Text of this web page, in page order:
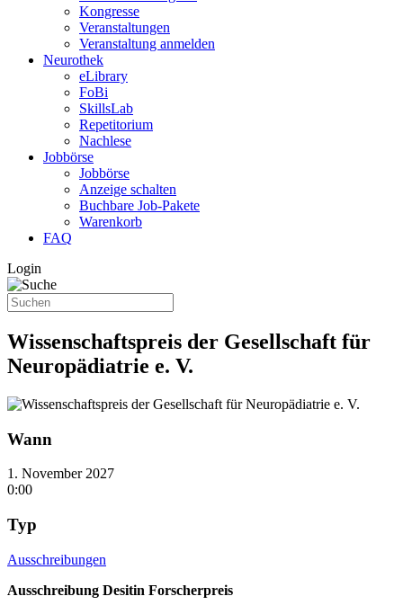
Kongresse
Veranstaltungen
Veranstaltung anmelden
Neurothek
eLibrary
FoBi
SkillsLab
Repetitorium
Nachlese
Jobbörse
Jobbörse
Anzeige schalten
Buchbare Job-Pakete
Warenkorb
FAQ
Login
Wissenschaftspreis der Gesellschaft für
Neuropädiatrie e. V.
Wann
1. November 2027
0:00
Typ
Ausschreibungen
Ausschreibung Desitin Forscherpreis